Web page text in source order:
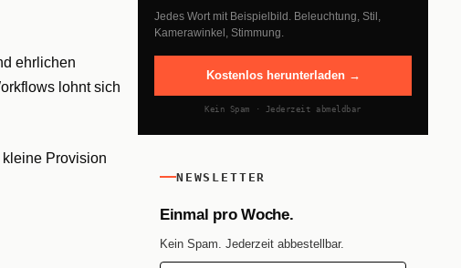
ehrlichen
lohnt sich
Provision
Jedes Wort mit Beispielbild. Beleuchtung, Stil,
Kamerawinkel, Stimmung.
Kostenlos herunterladen →
Kein Spam · Jederzeit abmeldbar
NEWSLETTER
Einmal pro Woche.
Kein Spam. Jederzeit abbestellbar.